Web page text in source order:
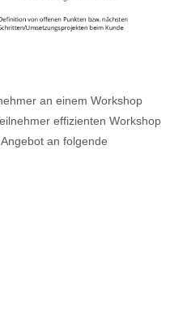
an einem Workshop
effizienten Workshop
an folgende